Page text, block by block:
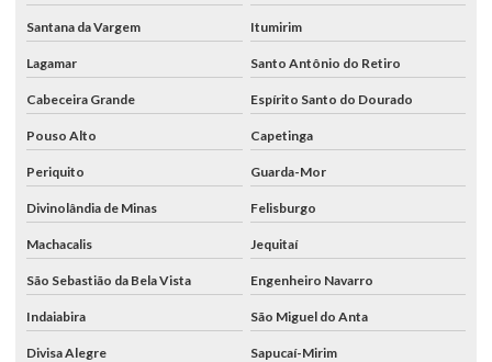
Santana da Vargem Itumirim
Lagamar Santo Antônio do Retiro
Cabeceira Grande Espírito Santo do Dourado
Pouso Alto Capetinga
Periquito Guarda-Mor
Divinolândia de Minas Felisburgo
Machacalis Jequitaí
São Sebastião da Bela Vista Engenheiro Navarro
Indaiabira São Miguel do Anta
Divisa Alegre Sapucaí-Mirim